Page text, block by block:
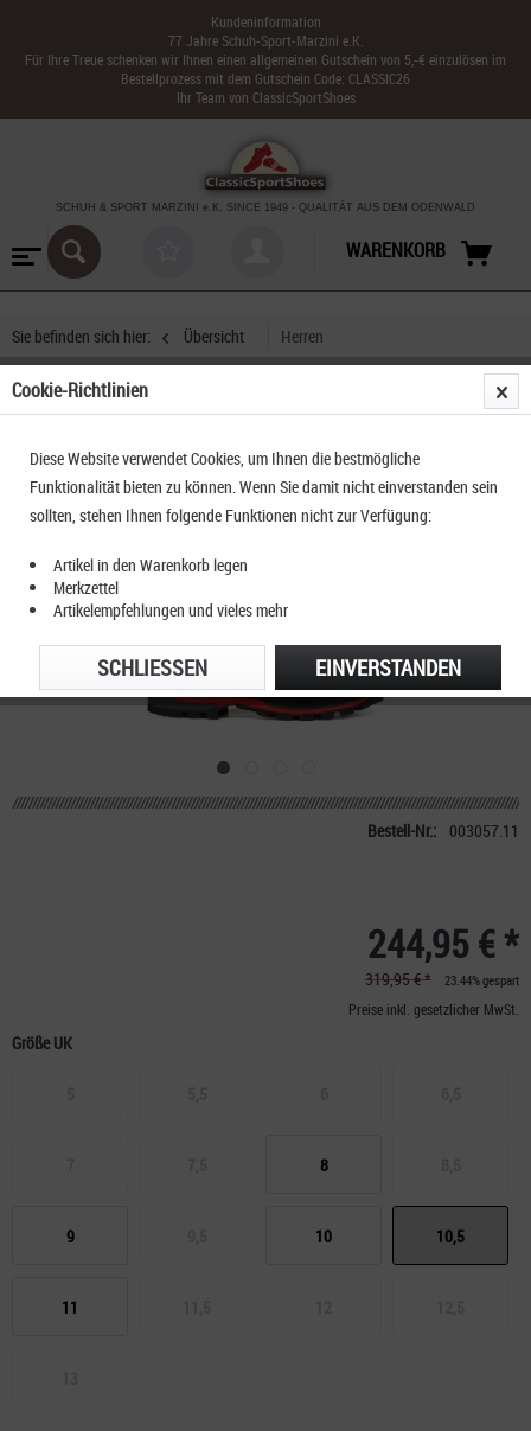
Kundeninformation
77 Jahre Schuh-Sport-Marzini e.K.
Für Ihre Treue schenken wir Ihnen einen allgemeinen Gutschein von 5,-€ einzulösen im
Bestellprozess mit dem Gutschein Code: CLASSIC26
Ihr Team von ClassicSportShoes
SCHUH & SPORT MARZINI e.K. SINCE 1949 - QUALITÄT AUS DEM ODENWALD
WARENKORB
Sie befinden sich hier: Übersicht Herren
Bestell-Nr.: 003057.11
244,95 € *
319,95 € * 23.44% gespart
Preise inkl. gesetzlicher MwSt.
Größe UK
8
9 10 10,5
11
Cookie-Richtlinien
Diese Website verwendet Cookies, um Ihnen die bestmögliche
Funktionalität bieten zu können. Wenn Sie damit nicht einverstanden sein
sollten, stehen Ihnen folgende Funktionen nicht zur Verfügung:
Artikel in den Warenkorb legen
Merkzettel
Artikelempfehlungen und vieles mehr
EINVERSTANDEN
SCHLIESSEN